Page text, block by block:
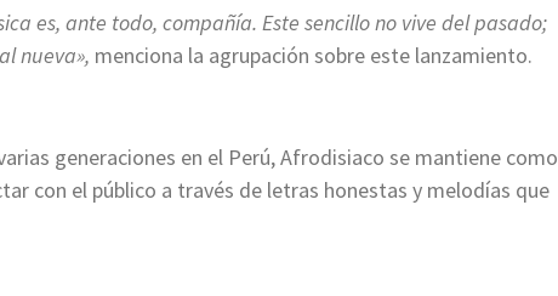
es, ante todo, compañía. Este sencillo no vive del pasado;
nueva», menciona la agrupación sobre este lanzamiento.
generaciones en el Perú, Afrodisiaco se mantiene como
con el público a través de letras honestas y melodías que